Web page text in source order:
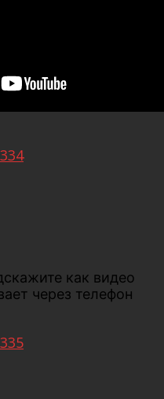
как видео
через телефон